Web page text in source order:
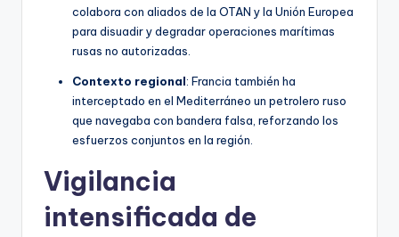
colabora con aliados de la OTAN y la Unión Europea
para disuadir y degradar operaciones marítimas
rusas no autorizadas.
Contexto regional: Francia también ha
interceptado en el Mediterráneo un petrolero ruso
que navegaba con bandera falsa, reforzando los
esfuerzos conjuntos en la región.
Vigilancia
intensificada de